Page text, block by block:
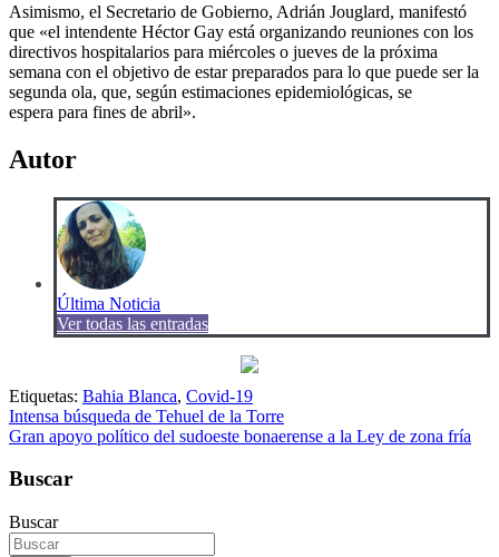
Asimismo, el Secretario de Gobierno, Adrián Jouglard, manifestó
que «el intendente Héctor Gay está organizando reuniones con los
directivos hospitalarios para miércoles o jueves de la próxima
semana con el objetivo de estar preparados para lo que puede ser la
segunda ola, que, según estimaciones epidemiológicas, se
espera para fines de abril».
Autor
Última Noticia
Ver todas las entradas
Etiquetas: Bahia Blanca, Covid-19
Navegación
de
entradas
Intensa búsqueda de Tehuel de la Torre
Gran apoyo político del sudoeste bonaerense a la Ley de zona fría
Buscar
Buscar